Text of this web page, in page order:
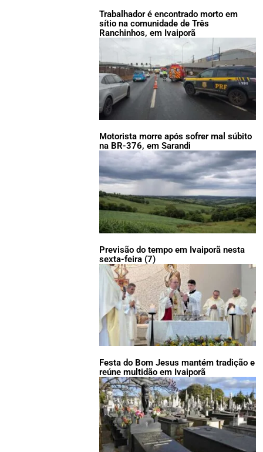
Trabalhador é encontrado morto em
sítio na comunidade de Três
Ranchinhos, em Ivaiporã
Motorista morre após sofrer mal súbito
na BR-376, em Sarandi
Previsão do tempo em Ivaiporã nesta
sexta-feira (7)
Festa do Bom Jesus mantém tradição e
reúne multidão em Ivaiporã